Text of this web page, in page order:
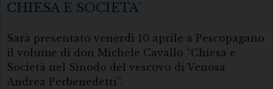
CHIESA E SOCIETA’
Sarà presentato venerdì 10 aprile a Pescopagano
il volume di don Michele Cavallo “Chiesa e
Società nel Sinodo del vescovo di Venosa
Andrea Perbenedetti”.